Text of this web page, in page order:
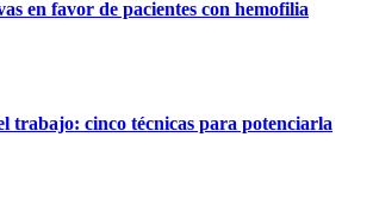
en favor de pacientes con hemofilia
trabajo: cinco técnicas para potenciarla